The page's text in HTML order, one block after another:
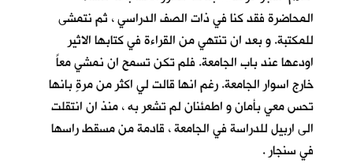
المحاضرة فقد كنا في ذات الصف الدراسي ، ثم نتمشى
للمكتبة. و بعد ان تنتهي من القراءة في كتابها الاثير
اودعها عند باب الجامعة. فلم تكن تسمح ان نمشي معاً
خارج اسوار الجامعة. رغم انها قالت لي اكثر من مرةٍ بانها
تحس معي بأمان و اطمئنان لم تشعر به ، منذ ان انتقلت
الى اربيل للدراسة في الجامعة ، قادمة من مسقط راسها
في سنجار .